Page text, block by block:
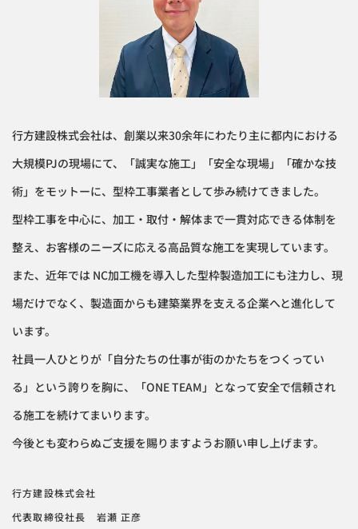
行方建設株式会社は、創業以来30余年にわたり主に都内における
大規模PJの現場にて、「誠実な施工」「安全な現場」「確かな技
術」をモットーに、型枠工事業者として歩み続けてきました。
型枠工事を中心に、加工・取付・解体まで一貫対応できる体制を
整え、お客様のニーズに応える高品質な施工を実現しています。
また、近年では NC加工機を導入した型枠製造加工にも注力し、現
場だけでなく、製造面からも建築業界を支える企業へと進化して
います。
社員一人ひとりが「自分たちの仕事が街のかたちをつくってい
る」という誇りを胸に、「ONE TEAM」となって安全で信頼され
る施工を続けてまいります。
今後とも変わらぬご支援を賜りますようお願い申し上げます。
行方建設株式会社
代表取締役社長 岩瀬 正彦